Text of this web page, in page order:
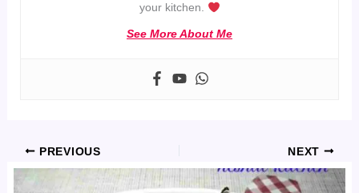
your kitchen.
See More About Me
PREVIOUS NEXT